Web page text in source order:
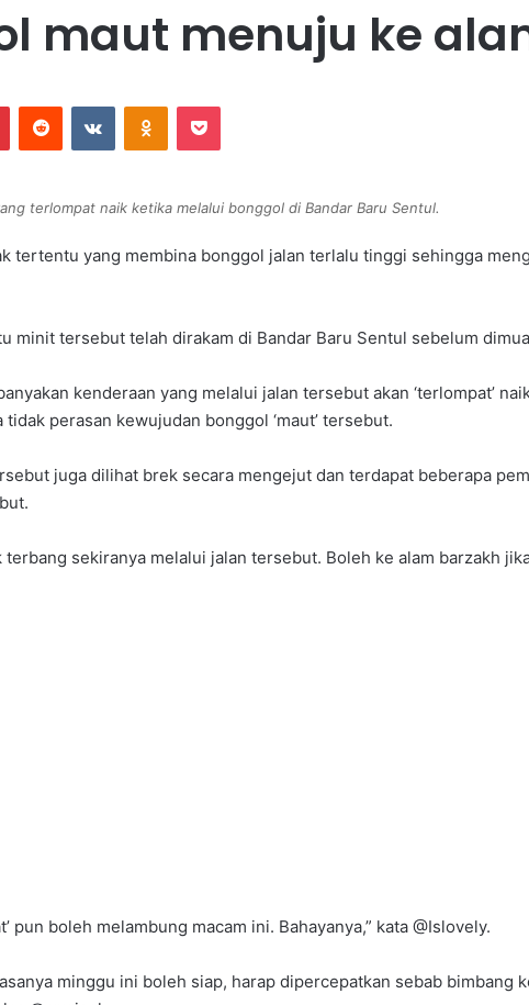
maut menuju ke
terlompat naik ketika melalui bonggol di Bandar Baru Sentul.
tertentu yang membina bonggol jalan terlalu tinggi sehingga
minit tersebut telah dirakam di Bandar Baru Sentul sebelum
kenderaan yang melalui jalan tersebut akan ‘terlompat’
perasan kewujudan bonggol ‘maut’ tersebut.
juga dilihat brek secara mengejut dan terdapat beberapa
sekiranya melalui jalan tersebut. Boleh ke alam barzakh
pun boleh melambung macam ini. Bahayanya,” kata @Islovely.
minggu ini boleh siap, harap dipercepatkan sebab bimbang